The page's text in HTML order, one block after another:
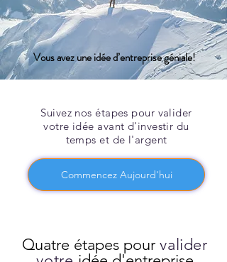
Vous avez une idée d’entreprise géniale!
Suivez nos étapes pour valider
votre idée avant d'investir du
temps et de l'argent
Commencez Aujourd'hui
Quatre étapes pour valider